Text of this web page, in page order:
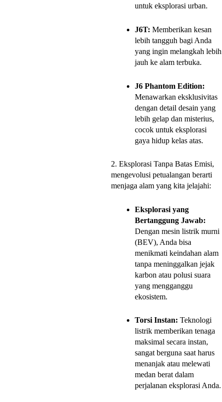
untuk eksplorasi urban.
J6T: Memberikan kesan
lebih tangguh bagi Anda
yang ingin melangkah lebih
jauh ke alam terbuka.
J6 Phantom Edition:
Menawarkan eksklusivitas
dengan detail desain yang
lebih gelap dan misterius,
cocok untuk eksplorasi
gaya hidup kelas atas.
2. Eksplorasi Tanpa Batas Emisi,
mengevolusi petualangan berarti
menjaga alam yang kita jelajahi:
Eksplorasi yang
Bertanggung Jawab:
Dengan mesin listrik murni
(BEV), Anda bisa
menikmati keindahan alam
tanpa meninggalkan jejak
karbon atau polusi suara
yang mengganggu
ekosistem.
Torsi Instan: Teknologi
listrik memberikan tenaga
maksimal secara instan,
sangat berguna saat harus
menanjak atau melewati
medan berat dalam
perjalanan eksplorasi Anda.